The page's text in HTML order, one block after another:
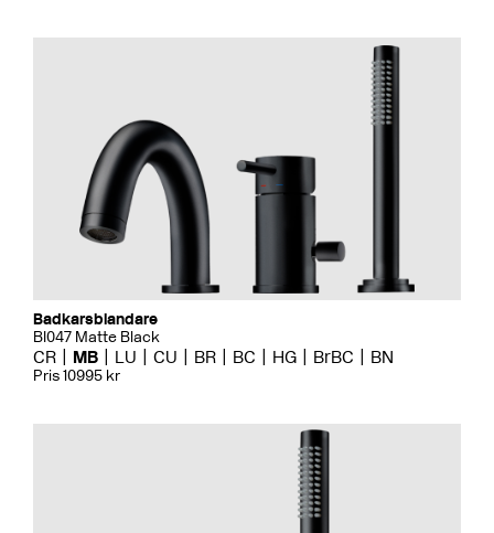
Badkarsblandare
BI047 Matte Black
CR MB LU CU BR BC HG BrBC BN
Pris 10995 kr